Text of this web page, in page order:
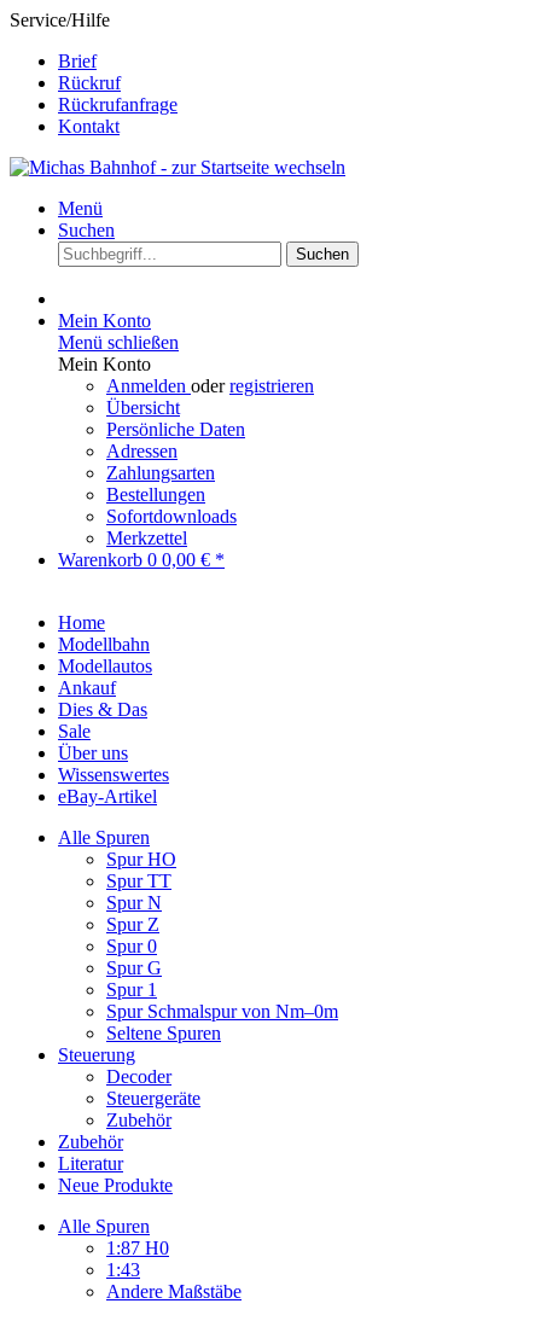
Service/Hilfe
Brief
Rückruf
Rückrufanfrage
Kontakt
Menü
Suchen
Suchen
Mein Konto
Menü schließen
Mein Konto
Anmelden oderregistrieren
Übersicht
Persönliche Daten
Adressen
Zahlungsarten
Bestellungen
Sofortdownloads
Merkzettel
Warenkorb 0 0,00 € *
Home
Modellbahn
Modellautos
Ankauf
Dies & Das
Sale
Über uns
Wissenswertes
eBay-Artikel
Alle Spuren
Spur HO
Spur TT
Spur N
Spur Z
Spur 0
Spur G
Spur 1
Spur Schmalspur von Nm–0m
Seltene Spuren
Steuerung
Decoder
Steuergeräte
Zubehör
Zubehör
Literatur
Neue Produkte
Alle Spuren
1:87 H0
1:43
Andere Maßstäbe